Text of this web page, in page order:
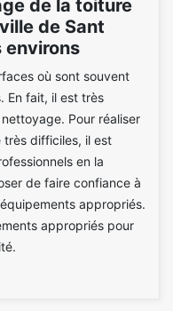
de la toiture
de Sant
environs
où sont souvent
En fait, il est très
Pour réaliser
difficiles, il est
en la
de faire confiance à
appropriés.
appropriés pour